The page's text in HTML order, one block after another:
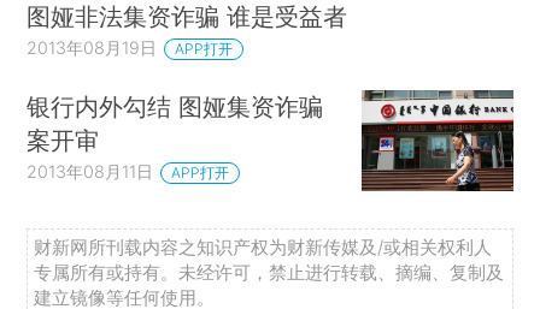
图娅非法集资诈骗 谁是受益者
2013年08月19日 APP打开
银行内外勾结 图娅集资诈骗
案开审
2013年08月11日 APP打开
财新网所刊载内容之知识产权为财新传媒及/或相关权利人
专属所有或持有。未经许可，禁止进行转载、摘编、复制及
建立镜像等任何使用。